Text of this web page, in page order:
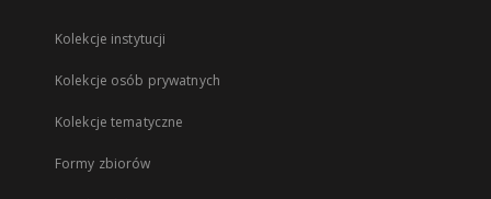
Kolekcje instytucji
Kolekcje osób prywatnych
Kolekcje tematyczne
Formy zbiorów